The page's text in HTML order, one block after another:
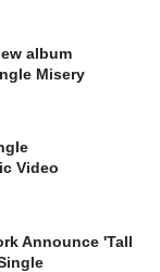
album
Misery
Video
Announce 'Tall